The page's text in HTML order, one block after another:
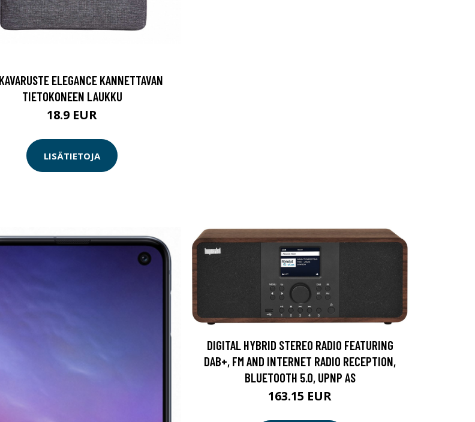
ELEGANCE KANNETTAVAN
TIETOKONEEN LAUKKU
18.9 EUR
LISÄTIETOJA
DIGITAL HYBRID STEREO RADIO FEATURING
DAB+, FM AND INTERNET RADIO RECEPTION,
BLUETOOTH 5.0, UPNP AS
163.15 EUR